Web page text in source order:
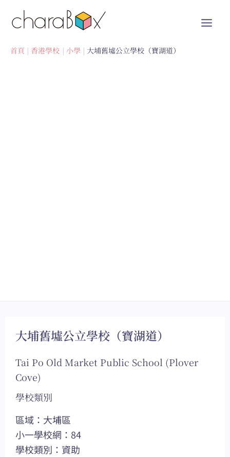
首頁 香港學校 小學 大埔舊墟公立學校（寶湖道）
大埔舊墟公立學校（寶湖道）
Tai Po Old Market Public School (Plover
Cove)
學校類別
區域：大埔區
小一學校網：84
學校類別：資助